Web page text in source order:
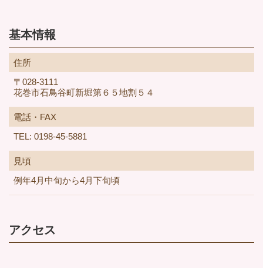
基本情報
住所
〒028-3111
花巻市石鳥谷町新堀第６５地割５４
電話・FAX
TEL: 0198-45-5881
見頃
例年4月中旬から4月下旬頃
アクセス